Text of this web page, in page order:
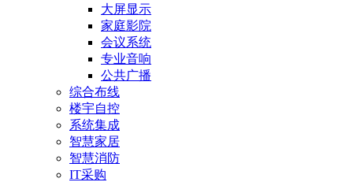
大屏显示
家庭影院
会议系统
专业音响
公共广播
综合布线
楼宇自控
系统集成
智慧家居
智慧消防
IT采购